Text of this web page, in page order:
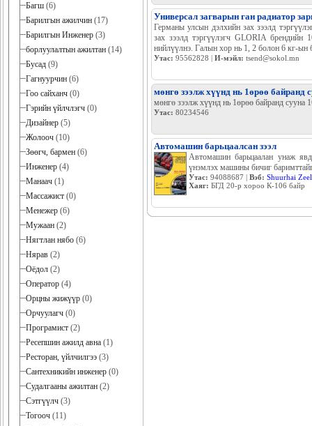
Багш (6)
Барилгын ажилчин (17)
Барилгын Инженер (3)
борлуулалтын ажилтан (14)
Бусад (9)
Гагнуурчин (6)
Гоо сайханч (0)
Гэрийн үйлчлэгч (0)
Дизайнер (5)
Жолооч (10)
Зөөгч, бармен (6)
Инженер (4)
Манаач (1)
Массажист (0)
Менежер (6)
Мужаан (2)
Нягтлан нябо (6)
Нярав (2)
Оёдол (2)
Оператор (4)
Орцны жижүүр (0)
Орчуулагч (0)
Програмист (2)
Ресепшин ажилд авна (1)
Ресторан, үйлчилгээ (3)
Сантехникийн инженер (0)
Судалгааны ажилтан (2)
Сэтгүүлч (3)
Тогооч (11)
Универсал загварын ган радиатор
Германы улсын дэлхийн зах зээлд
зах зээлд тэргүүлэгч GLORIA брендийн
нийлүүлнэ. Галын хор нь 1, 2 болон 6 кг-ын
Утас: 95562828 | И-мэйл: tsend@sokol.mn
мөнгө зээлж хүүнд нь 1өрөө байранд
мөнгө зээлж хүүнд нь 1өрөө байранд сууна
Утас: 80234546
Автомашин барьцаалсан зээл
Автомашин барьцаалан унаж
үнэмлэх машины бичиг
Утас: 94088687 |Вэб: Shuurhai
Хаяг: БГД 20-р хороо К-106 байр